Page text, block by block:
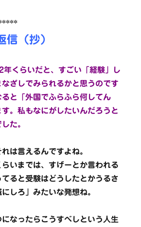
信（抄）
年くらいだと、すごい「経験」し
ざしでみられるかと思うのです
と「外国でふらふら何してん
。私もなにがしたいんだろうと
た。
は言えるんですよね。
いまでは、すげーとか言われる
ると受験はどうしたとかうるさ
しろ」みたいな発想ね。
なったらこうすべしという人生